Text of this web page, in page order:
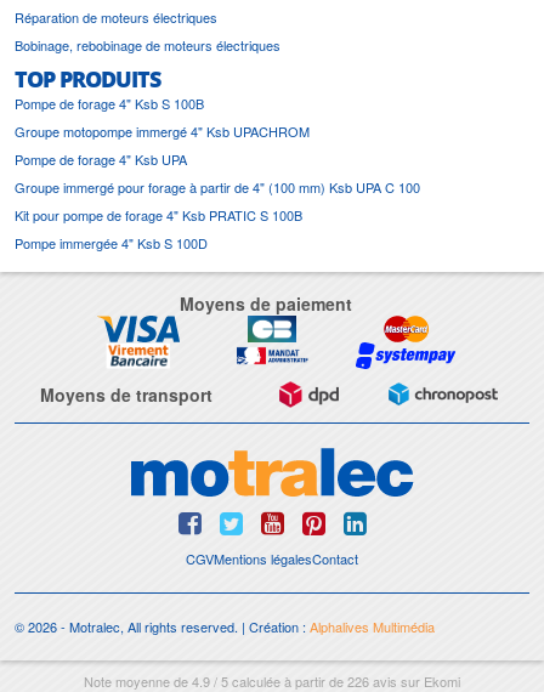
Réparation de moteurs électriques
Bobinage, rebobinage de moteurs électriques
TOP PRODUITS
Pompe de forage 4" Ksb S 100B
Groupe motopompe immergé 4" Ksb UPACHROM
Pompe de forage 4" Ksb UPA
Groupe immergé pour forage à partir de 4" (100 mm) Ksb UPA C 100
Kit pour pompe de forage 4" Ksb PRATIC S 100B
Pompe immergée 4" Ksb S 100D
Moyens de paiement
Moyens de transport
CGVMentions légalesContact
© 2026 - Motralec, All rights reserved. | Création :Alphalives Multimédia
Note moyenne de4.9/5calculée à partir de226avis sur Ekomi